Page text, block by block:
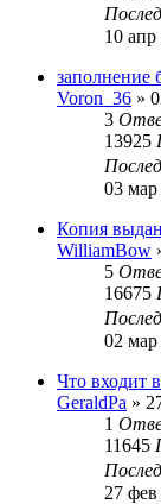
10 апр
заполнение
Voron_36 »
3
13925
03 мар
Копия
WilliamBow
5
16675
02 мар
Что входит
GeraldPa »
1
11645
27 фев